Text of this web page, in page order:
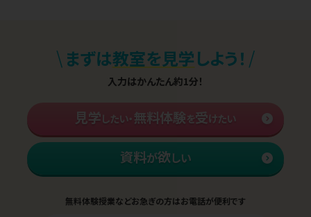
\ まずは教室を見学しよう！ /
入力はかんたん約1分！
見学したい・無料体験を受けたい
資料が欲しい
無料体験授業などお急ぎの方はお電話が便利です